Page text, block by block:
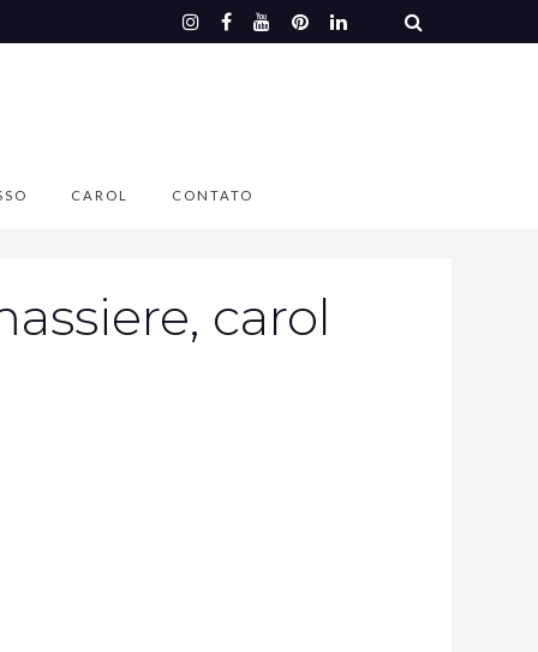
CAROL CONTATO
carol